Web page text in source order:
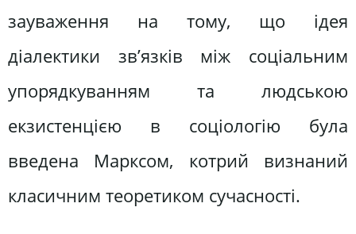
зауваження на тому, що ідея
діалектики зв’язків між соціальним
упорядкуванням та людською
екзистенцією в соціологію була
введена Марксом, котрий визнаний
класичним теоретиком сучасності.